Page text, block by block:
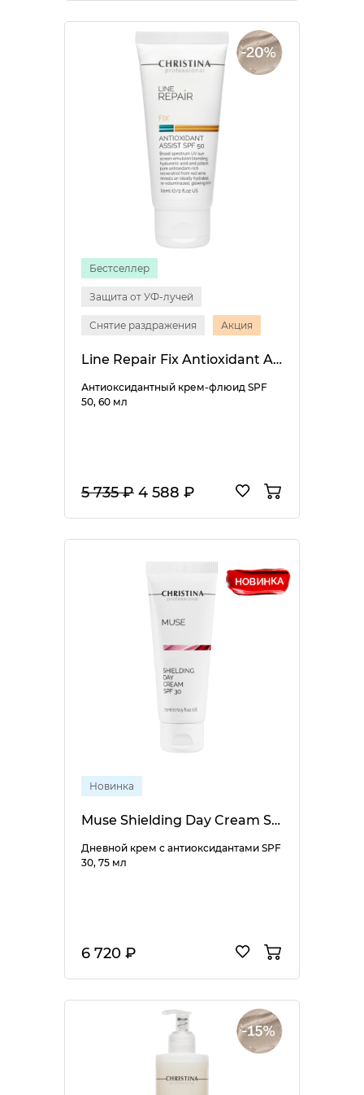
Бестселлер
Защита от УФ-лучей
Снятие раздражения Акция
Line Repair Fix Antioxidant Assist SPF 50
Антиоксидантный крем-флюид SPF
50, 60 мл
5 735 ₽ 4 588 ₽
Новинка
Muse Shielding Day Cream SPF 30
Дневной крем с антиоксидантами SPF
30, 75 мл
6 720 ₽